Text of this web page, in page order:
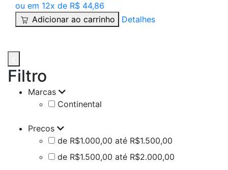
ou em 12x de R$ 44,86
Adicionar ao carrinho
Detalhes
Filtro
Marcas
Continental
Precos
de R$1.000,00 até R$1.500,00
de R$1.500,00 até R$2.000,00